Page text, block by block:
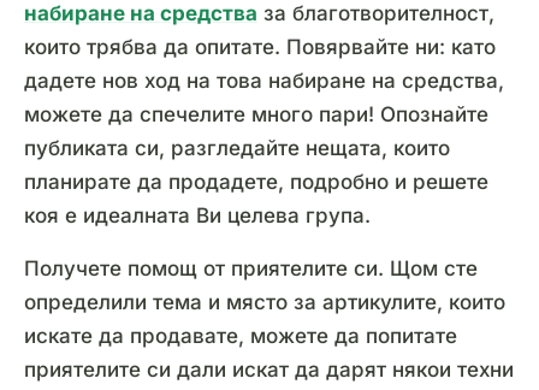
набиране на средства за благотворителност,
които трябва да опитате. Повярвайте ни: като
дадете нов ход на това набиране на средства,
можете да спечелите много пари! Опознайте
публиката си, разгледайте нещата, които
планирате да продадете, подробно и решете
коя е идеалната Ви целева група.
Получете помощ от приятелите си. Щом сте
определили тема и място за артикулите, които
искате да продавате, можете да попитате
приятелите си дали искат да дарят някои техни